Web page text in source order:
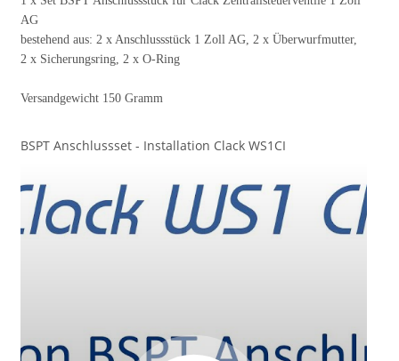
AG
bestehend aus: 2 x Anschlussstück 1 Zoll AG, 2 x Überwurfmutter,
2 x Sicherungsring, 2 x O-Ring
Versandgewicht 150 Gramm
BSPT Anschlussset - Installation Clack WS1CI